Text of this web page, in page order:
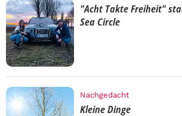
"Acht Takte Freiheit"
Sea Circle
Nachgedacht
Kleine Dinge